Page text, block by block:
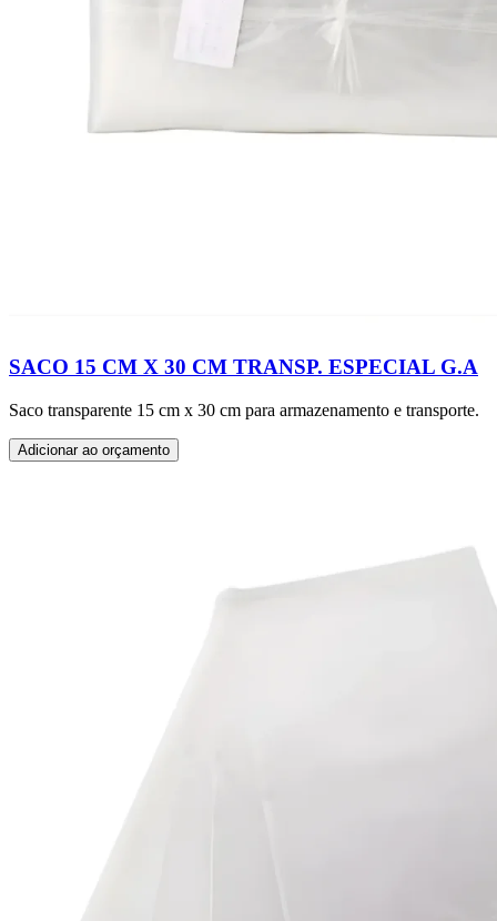
SACO 15 CM X 30 CM TRANSP. ESPECIAL G.A
Saco transparente 15 cm x 30 cm para armazenamento e transporte.
Adicionar ao orçamento